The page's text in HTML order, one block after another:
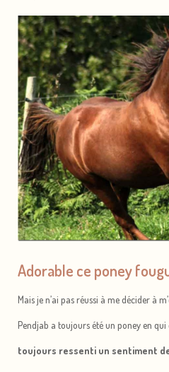
Adorable ce poney
Mais je n’ai pas réussi à me décider à
Pendjab a toujours été un poney en
toujours ressenti un sentiment